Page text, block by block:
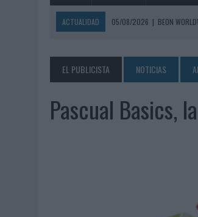
ACTUALIDAD 05/08/2026 | BEON
05/08/2026 | LOPESAN HOTELS & RESORTS
LUIS ARQUILLOS (BURGO DE
MONEDA”
‘LA ÚNICA CERVEZA DEL
‘EL FÚTBOL SIN LAS
CAPAZ, LA CERVEZA QUE
EL PUBLICISTA NOTICIAS
Pascual Basics,